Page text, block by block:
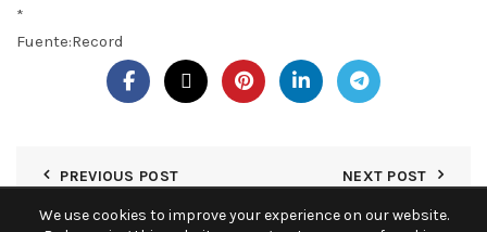
*
Fuente:Record
PREVIOUS POST NEXT POST
We use cookies to improve your experience on our website.